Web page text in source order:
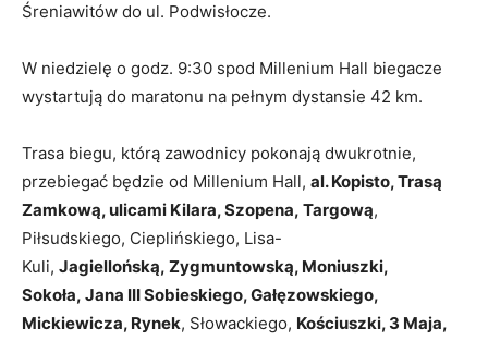
Śreniawitów do ul. Podwisłocze.
W niedzielę o godz. 9:30 spod Millenium Hall biegacze
wystartują do maratonu na pełnym dystansie 42 km.
Trasa biegu, którą zawodnicy pokonają dwukrotnie,
przebiegać będzie od Millenium Hall, al. Kopisto, Trasą
Zamkową, ulicami Kilara, Szopena, Targową,
Piłsudskiego, Cieplińskiego, Lisa-
Kuli, Jagiellońską, Zygmuntowską, Moniuszki,
Sokoła, Jana III Sobieskiego, Gałęzowskiego,
Mickiewicza, Rynek, Słowackiego, Kościuszki, 3 Maja,